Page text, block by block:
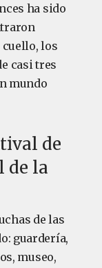
ha sido
cuello, los
casi tres
mundo
de
de la
de las
guardería,
museo,